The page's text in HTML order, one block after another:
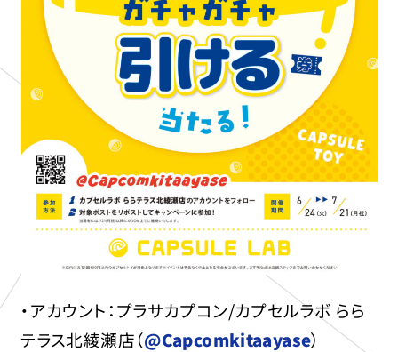
・アカウント：プラサカプコン/カプセルラボ らら
テラス北綾瀬店（@Capcomkitaayase）